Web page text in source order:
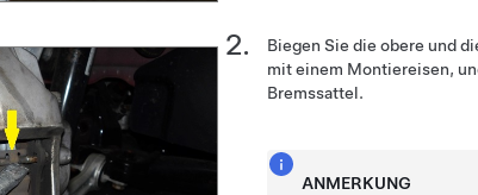
Biegen Sie die obere und
mit einem Montiereisen,
Bremssattel.
ANMERKUNG